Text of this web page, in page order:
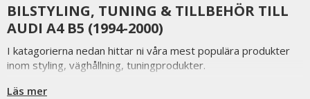
BILSTYLING, TUNING & TILLBEHÖR TILL
AUDI A4 B5 (1994-2000)
I katagorierna nedan hittar ni våra mest populära produkter
inom styling, väghållning, tuningprodukter.
Är det något som du funderar över eller inte hittar i vårt
Läs mer